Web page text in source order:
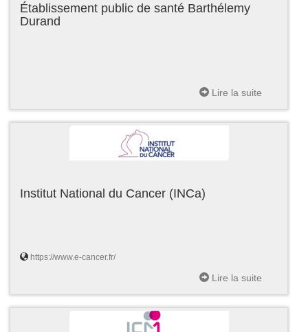
Établissement public de santé Barthélemy
Durand
Lire la suite
Institut National du Cancer (INCa)
https://www.e-cancer.fr/
Lire la suite